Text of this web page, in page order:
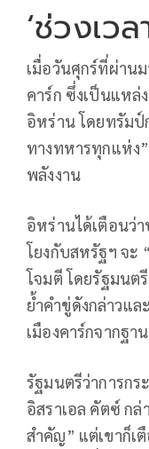
‘ช่วงเว
เมื่อวันศุกร์ที่ผ่านม
คาร์ก ซึ่งเป็นแหล่
อิหร่าน โดยทรัมป์
ทางทหารทุกแห่ง
พลังงาน
อิหร่านได้เตือนว่
โยงกับสหรัฐฯ จะ
โจมตี โดยรัฐมนต
ย้ำคำขู่ดังกล่าวแล
เมืองคาร์กจากฐ
รัฐมนตรีว่าการกร
อิสราเอล คัตซ์ กล่
สำคัญ” แต่เขาก็เ